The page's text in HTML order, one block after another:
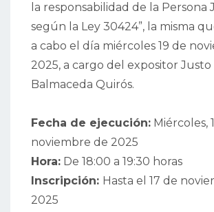
la responsabilidad de la Persona
según la Ley 30424”, la misma
a cabo el día miércoles 19 de
2025, a cargo del expositor
Balmaceda Quirós.
Fecha de ejecución: Miércoles,
noviembre de 2025
Hora: De 18:00 a 19:30 horas
Inscripción: Hasta el 17 de
2025